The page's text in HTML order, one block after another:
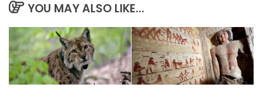
YOU MAY ALSO LIKE...